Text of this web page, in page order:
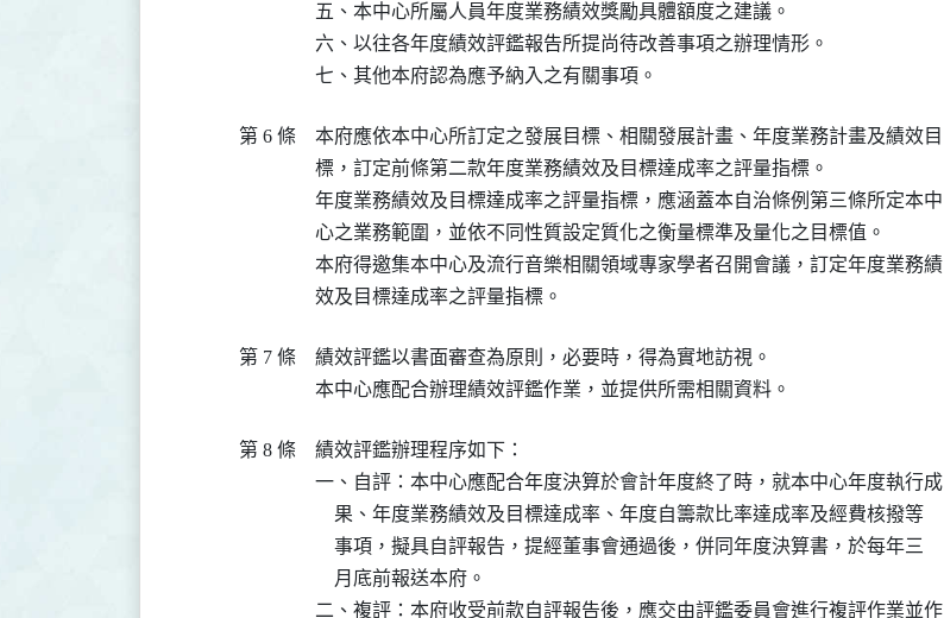
五、本中心所屬人員年度業務績效獎勵具體額度之建議。
六、以往各年度績效評鑑報告所提尚待改善事項之辦理情形。
七、其他本府認為應予納入之有關事項。
第 6 條
本府應依本中心所訂定之發展目標、相關發展計畫、年度業務計畫及績效目
標，訂定前條第二款年度業務績效及目標達成率之評量指標。
年度業務績效及目標達成率之評量指標，應涵蓋本自治條例第三條所定本中
心之業務範圍，並依不同性質設定質化之衡量標準及量化之目標值。
本府得邀集本中心及流行音樂相關領域專家學者召開會議，訂定年度業務績
效及目標達成率之評量指標。
第 7 條
績效評鑑以書面審查為原則，必要時，得為實地訪視。
本中心應配合辦理績效評鑑作業，並提供所需相關資料。
第 8 條
績效評鑑辦理程序如下：
一、自評：本中心應配合年度決算於會計年度終了時，就本中心年度執行成
    果、年度業務績效及目標達成率、年度自籌款比率達成率及經費核撥等
    事項，擬具自評報告，提經董事會通過後，併同年度決算書，於每年三
    月底前報送本府。
二、複評：本府收受前款自評報告後，應交由評鑑委員會進行複評作業並作